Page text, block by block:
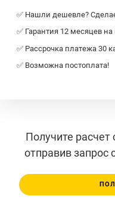
✅ Нашли дешевле?
✅ Гарантия 12 месяцев на
✅ Рассрочка платежа 30
✅ Возможна постоплата!
Получите расчет
отправив запрос